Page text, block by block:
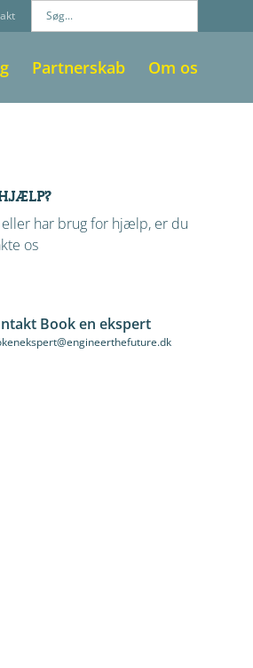
Partnerskab Om os
eller har brug for hjælp, er du
os
Book en ekspert